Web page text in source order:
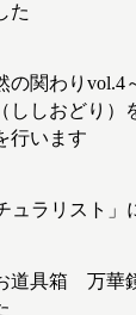
た
の関わりvol.4
しおどり）
行います
ュラリスト」
道具箱 万華